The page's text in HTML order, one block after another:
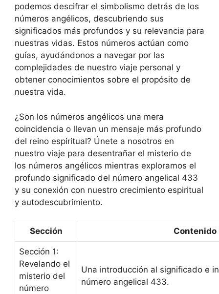
podemos descifrar el simbolismo detrás de los
números angélicos, descubriendo sus
significados más profundos y su relevancia para
nuestras vidas. Estos números actúan como
guías, ayudándonos a navegar por las
complejidades de nuestro viaje personal y
obtener conocimientos sobre el propósito de
nuestra vida.
¿Son los números angélicos una mera
coincidencia o llevan un mensaje más profundo
del reino espiritual? Únete a nosotros en
nuestro viaje para desentrañar el misterio de
los números angélicos mientras exploramos el
profundo significado del número angelical 433
y su conexión con nuestro crecimiento espiritual
y autodescubrimiento.
Sección Contenido
Sección 1:
Revelando el
misterio del
número
Una introducción al significado e
número angelical 433.